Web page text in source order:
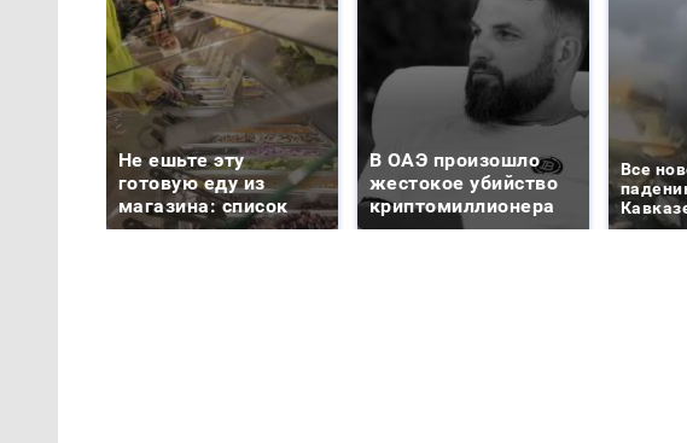
Не ешьте эту
готовую еду из
магазина: список
В ОАЭ произошло
жестокое убийство
криптомиллионера
Все